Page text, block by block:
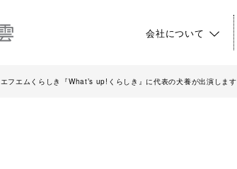
会社について
エフエムくらしき『What’s up!くらしき』に代表の犬養が出演します